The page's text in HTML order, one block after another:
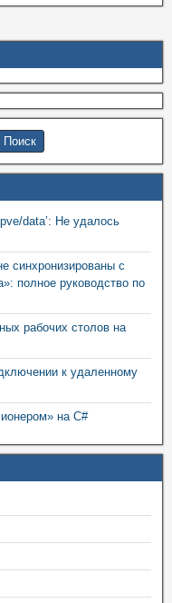
data’: Не удалось
синхронизированы с
полное руководство по
рабочих столов на
к удаленному
на C#